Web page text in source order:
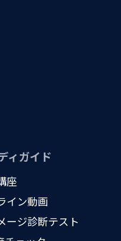
ィガイド
座
イン動画
ージ診断テスト